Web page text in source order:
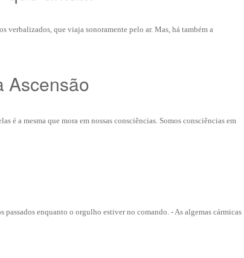
verbalizados, que viaja sonoramente pelo ar. Mas, há também a
Ascensão
é a mesma que mora em nossas consciências. Somos consciências em
passados enquanto o orgulho estiver no comando. - As algemas cármicas